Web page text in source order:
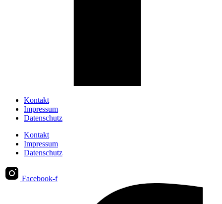
Kontakt
Impressum
Datenschutz
Kontakt
Impressum
Datenschutz
Facebook-f